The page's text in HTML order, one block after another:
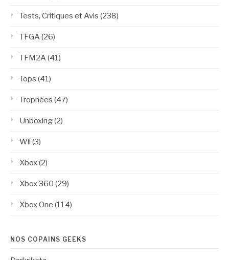
Tests, Critiques et Avis (238)
TFGA(26)
TFM2A(41)
Tops (41)
Trophées (47)
Unboxing(2)
Wii (3)
Xbox(2)
Xbox 360 (29)
Xbox One (114)
NOS COPAINS GEEKS